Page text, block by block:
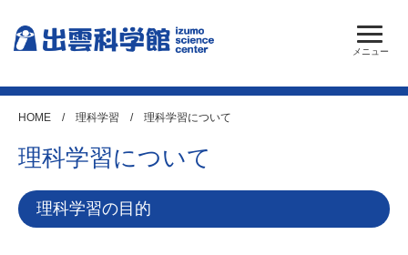
HOME / 理科学習 / 理科学習について
理科学習について
理科学習の目的